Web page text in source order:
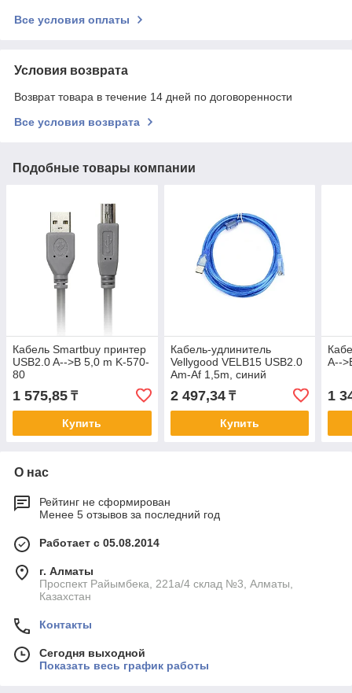
Все условия оплаты
Условия возврата
Возврат товара в течение 14 дней по договоренности
Все условия возврата
Подобные товары компании
Кабель Smartbuy принтер
USB2.0 A-->B 5,0 m K-570-
80
1 575,85 ₸
Купить
Кабель-удлинитель
Vellygood VELB15 USB2.0
Am-Af 1,5m, синий
2 497,34₸
Купить
A--
1
О нас
Рейтинг не сформирован
Менее 5 отзывов за последний год
Работает с 05.08.2014
г. Алматы
Проспект Райымбека, 221а/4 склад №3, Алматы,
Казахстан
Контакты
Сегодня выходной
Показать весь график работы